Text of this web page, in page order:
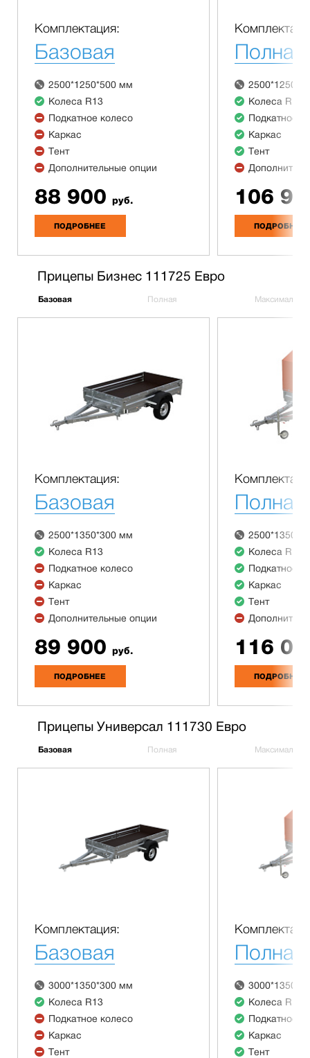
Комплектация:
Базовая
2500*1250*500 мм
Колеса R13
Подкатное колесо
Каркас
Тент
Дополнительные опции
88 900 руб.
ПОДРОБНЕЕ
Полная
Колеса R13
Подкатное
Каркас
Тент
106
ПОДРОБНЕЕ
Прицепы Бизнес 111725 Евро
Базовая Полная Максимальная
Комплектация:
Базовая
2500*1350*300 мм
Колеса R13
Подкатное колесо
Каркас
Тент
Дополнительные опции
89 900 руб.
ПОДРОБНЕЕ
Полная
Колеса R13
Подкатное
Каркас
Тент
116
ПОДРОБНЕЕ
Прицепы Универсал 111730 Евро
Базовая Полная Максимальная
Комплектация:
Базовая
3000*1350*300 мм
Колеса R13
Подкатное колесо
Каркас
Тент
Полная
Колеса R13
Подкатное
Каркас
Тент